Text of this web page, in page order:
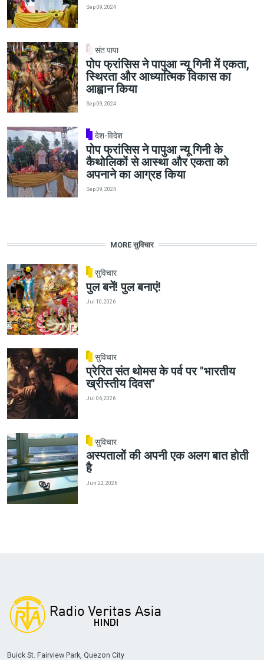
Sep 09, 2024
संत पापा
पोप फ्रांसिस ने पापुआ न्यू गिनी में एकता,
स्थिरता और आध्यात्मिक विकास का
आह्वान किया
Sep 09, 2024
देश-विदेश
पोप फ्रांसिस ने पापुआ न्यू गिनी के
कैथोलिकों से आस्था और एकता को
अपनाने का आग्रह किया
Sep 09, 2024
MORE सुविचार
सुविचार
पुल बनें! पुल बनाएं!
Jul 10, 2026
सुविचार
प्रेरित संत थोमस के पर्व पर "भारतीय
ख्रीस्तीय दिवस"
Jul 06, 2026
सुविचार
अस्पतालों की अपनी एक अलग बात होती
है
Jun 22, 2026
Buick St. Fairview Park, Quezon City